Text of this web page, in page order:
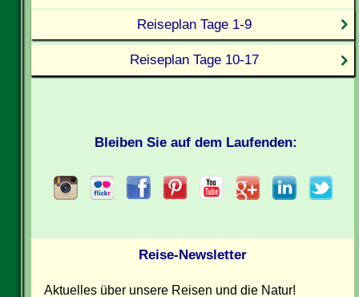
Reiseplan Tage 1-9
Reiseplan Tage 10-17
Bleiben Sie auf dem Laufenden:
Reise-Newsletter
Aktuelles über unsere Reisen und die Natur!